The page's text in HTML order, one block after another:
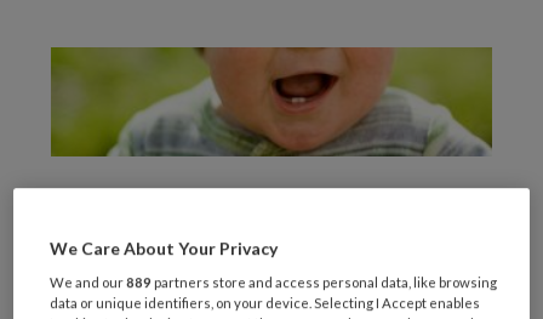
Ook op de website van veel GGD’s is dit advies
aan ouders te lezen, bijvoorbeeld:GGD
We Care About Your Privacy
We and our889 partners store and access personal data, like browsing
data or unique identifiers, on your device. Selecting I Accept enables